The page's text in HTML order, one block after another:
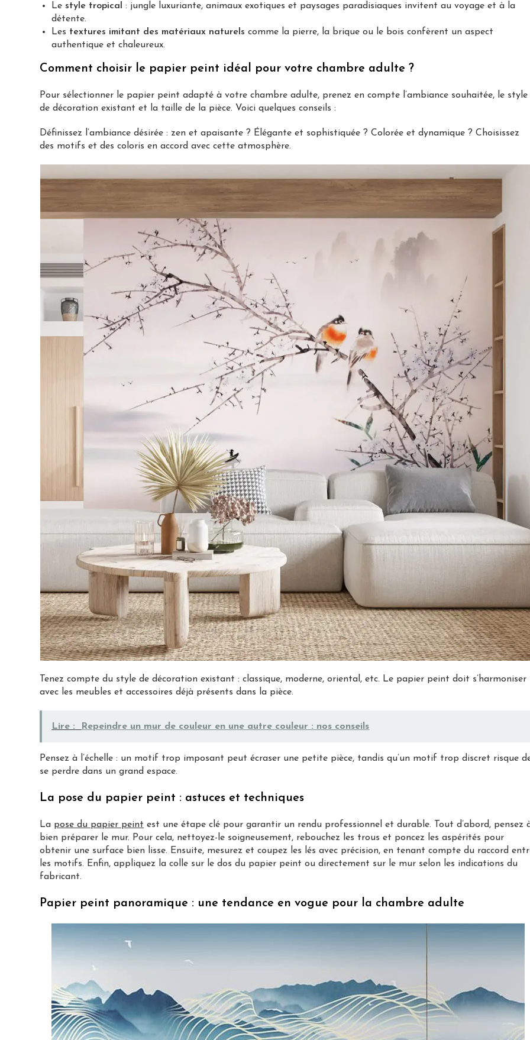
Le style tropical
: jungle luxuriante, animaux exotiques et paysages paradisiaques invitent au voyage et à la
détente.
Les textures imitant des matériaux naturels comme la pierre, la brique ou le bois confèrent un aspect
authentique et chaleureux.
Comment choisir le papier peint idéal pour votre chambre adulte ?
Pour sélectionner le papier peint adapté à votre chambre adulte, prenez en compte l’ambiance souhaitée, le style
de décoration existant et la taille de la pièce. Voici quelques conseils :
Définissez l’ambiance désirée : zen et apaisante ? Élégante et sophistiquée ? Colorée et dynamique ? Choisissez
des motifs et des coloris en accord avec cette atmosphère.
Tenez compte du style de décoration existant : classique, moderne, oriental, etc. Le papier peint doit s’harmoniser
avec les meubles et accessoires déjà présents dans la pièce.
Lire : Repeindre un mur de couleur en une autre couleur : nos conseils
Pensez à l’échelle : un motif trop imposant peut écraser une petite pièce, tandis qu’un motif trop discret risque
se perdre dans un grand espace.
La pose du papier peint : astuces et techniques
La pose du papier peint est une étape clé pour garantir un rendu professionnel et durable. Tout d’abord, pensez
bien préparer le mur. Pour cela, nettoyez-le soigneusement, rebouchez les trous et poncez les aspérités pour
obtenir une surface bien lisse. Ensuite, mesurez et coupez les lés avec précision, en tenant compte du raccord
les motifs. Enfin, appliquez la colle sur le dos du papier peint ou directement sur le mur selon les indications du
fabricant.
Papier peint panoramique : une tendance en vogue pour la chambre adulte